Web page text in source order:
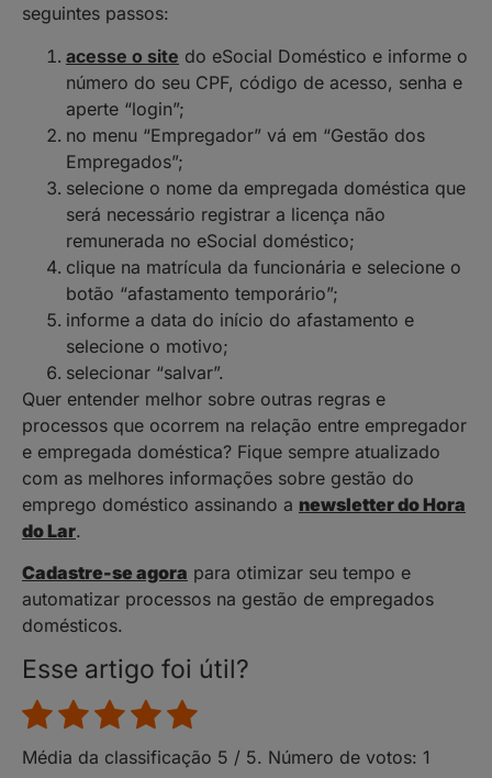
seguintes passos:
acesse o site do eSocial Doméstico e informe o
número do seu CPF, código de acesso, senha e
aperte “login”;
no menu “Empregador” vá em “Gestão dos
Empregados”;
selecione o nome da empregada doméstica que
será necessário registrar a licença não
remunerada no eSocial doméstico;
clique na matrícula da funcionária e selecione o
botão “afastamento temporário”;
informe a data do início do afastamento e
selecione o motivo;
selecionar “salvar”.
Quer entender melhor sobre outras regras e
processos que ocorrem na relação entre empregador
e empregada doméstica? Fique sempre atualizado
com as melhores informações sobre gestão do
emprego doméstico assinando a newsletter do Hora
do Lar.
Cadastre-se agora para otimizar seu tempo e
automatizar processos na gestão de empregados
domésticos.
Esse artigo foi útil?
Média da classificação 5 / 5. Número de votos: 1